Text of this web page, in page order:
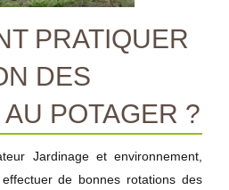
PRATIQUER
DES
POTAGER ?
Jardinage et environnement,
de bonnes rotations des